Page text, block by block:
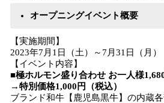
オープニングイベント概要
【実施期間】
2023年7月1日（土）～7月31日（月）
【イベント内容】
■極ホルモン盛り合わせ お一人様
→特別価格1,000円（税込）
ブランド和牛【鹿児島黒牛】の内蔵